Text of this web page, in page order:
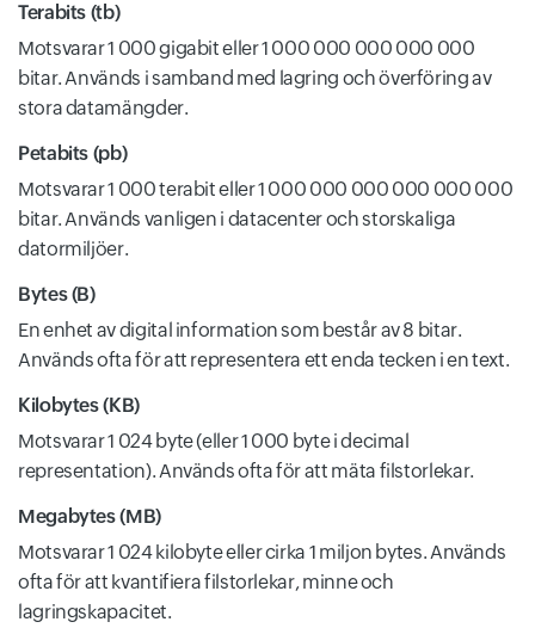
Terabits (tb)
Motsvarar 1 000 gigabit eller 1 000 000 000 000 000
bitar. Används i samband med lagring och överföring av
stora datamängder.
Petabits (pb)
Motsvarar 1 000 terabit eller 1 000 000 000 000 000 000
bitar. Används vanligen i datacenter och storskaliga
datormiljöer.
Bytes (B)
En enhet av digital information som består av 8 bitar.
Används ofta för att representera ett enda tecken i en text.
Kilobytes (KB)
Motsvarar 1 024 byte (eller 1 000 byte i decimal
representation). Används ofta för att mäta filstorlekar.
Megabytes (MB)
Motsvarar 1 024 kilobyte eller cirka 1 miljon bytes. Används
ofta för att kvantifiera filstorlekar, minne och
lagringskapacitet.